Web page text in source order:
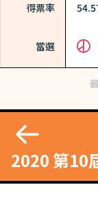
得票率
當選
2020 第10